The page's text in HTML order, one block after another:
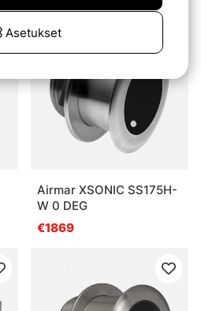
Airmar XSONIC SS175H-
W 0 DEG
€1869
Asetukset